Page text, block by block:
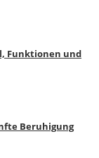
Funktionen und
Beruhigung